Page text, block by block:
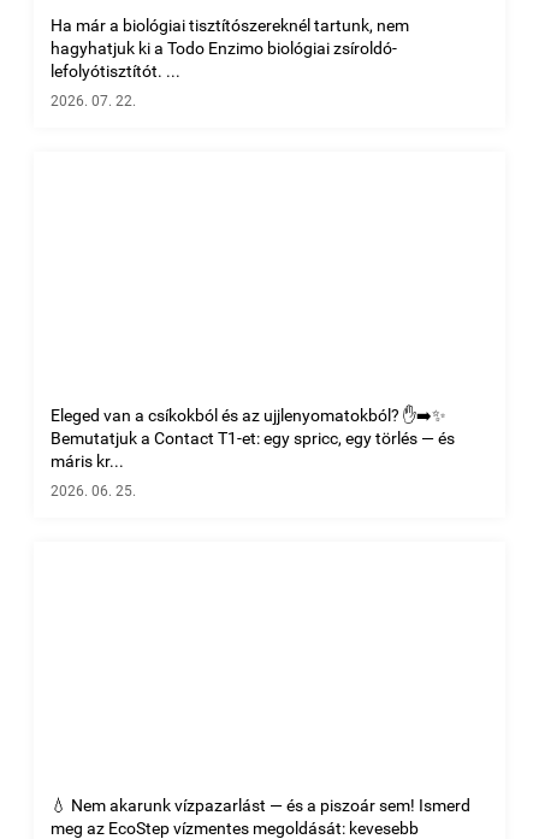
Ha már a biológiai tisztítószereknél tartunk, nem
hagyhatjuk ki a Todo Enzimo biológiai zsíroldó-
lefolyótisztítót. ...
2026. 07. 22.
Eleged van a csíkokból és az ujjlenyomatokból? ✋➡️✨
Bemutatjuk a Contact T1-et: egy spricc, egy törlés — és
máris kr...
2026. 06. 25.
💧 Nem akarunk vízpazarlást — és a piszoár sem! Ismerd
meg az EcoStep vízmentes megoldását: kevesebb